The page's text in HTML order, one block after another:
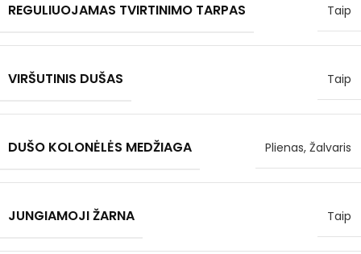
REGULIUOJAMAS TVIRTINIMO TARPAS Taip
VIRŠUTINIS DUŠAS Taip
DUŠO KOLONĖLĖS MEDŽIAGA Plienas, Žalvaris
JUNGIAMOJI ŽARNA Taip